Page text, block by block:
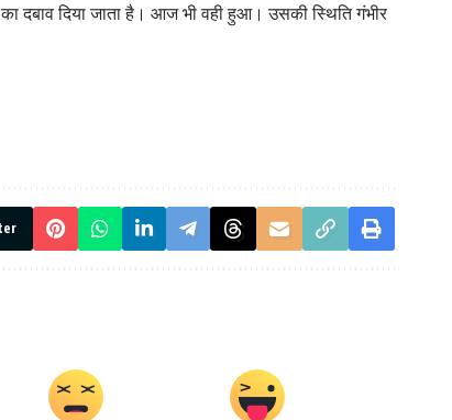
दबाव दिया जाता है। आज भी वही हुआ। उसकी स्थिति गंभीर